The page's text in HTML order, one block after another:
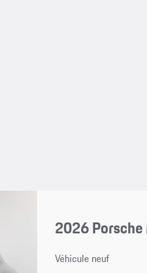
2026 Porsche
Véhicule neuf